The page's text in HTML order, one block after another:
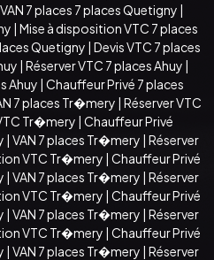
VAN 7 places 7 places Quetigny |
| Mise à disposition VTC 7 places
Quetigny | Devis VTC 7 places
| Réserver VTC 7 places Ahuy |
Ahuy | Chauffeur Privé 7 places
7 places Tr�mery | Réserver VTC
Tr�mery | Chauffeur Privé
| VAN 7 places Tr�mery | Réserver
VTC Tr�mery | Chauffeur Privé
| VAN 7 places Tr�mery | Réserver
VTC Tr�mery | Chauffeur Privé
| VAN 7 places Tr�mery | Réserver
VTC Tr�mery | Chauffeur Privé
| VAN 7 places Tr�mery | Réserver